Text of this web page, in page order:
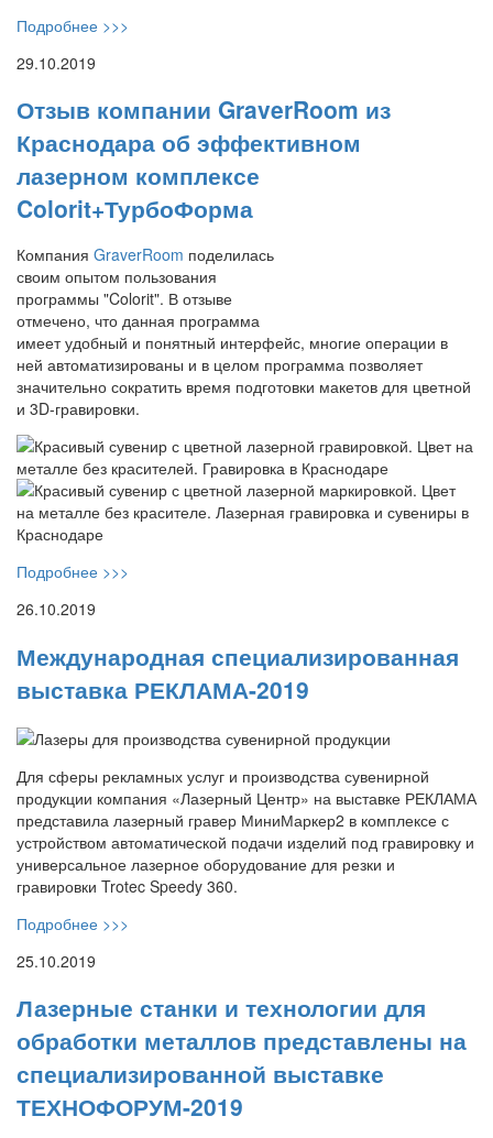
Подробнее >>>
29.10.2019
Отзыв компании GraverRoom из
Краснодара об эффективном
лазерном комплексе
Colorit+ТурбоФорма
Компания GraverRoom поделилась
своим опытом пользования
программы "Colorit". В отзыве
отмечено, что данная программа
имеет удобный и понятный интерфейс, многие операции в
ней автоматизированы и в целом программа позволяет
значительно сократить время подготовки макетов для цветной
и 3D-гравировки.
Подробнее >>>
26.10.2019
Международная специализированная
выставка РЕКЛАМА-2019
Для сферы рекламных услуг и производства сувенирной
продукции компания «Лазерный Центр» на выставке РЕКЛАМА
представила лазерный гравер МиниМаркер2 в комплексе с
устройством автоматической подачи изделий под гравировку и
универсальное лазерное оборудование для резки и
гравировки Trotec Speedy 360.
Подробнее >>>
25.10.2019
Лазерные станки и технологии для
обработки металлов представлены на
специализированной выставке
ТЕХНОФОРУМ-2019